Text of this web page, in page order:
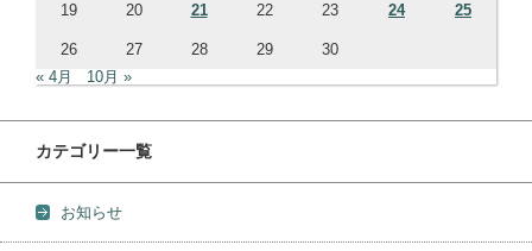
19 20 21 22 23 24 25
26 27 28 29
30
« 4月
10月 »
カテゴリー一覧
お知らせ